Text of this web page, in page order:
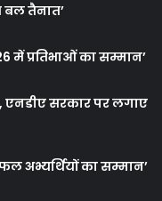
बल तैनात’
में प्रतिभाओं का सम्मान’
एनडीए सरकार पर लगाए
अभ्यर्थियों का सम्मान’